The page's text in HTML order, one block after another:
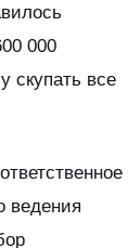
000
скупать все
ведения